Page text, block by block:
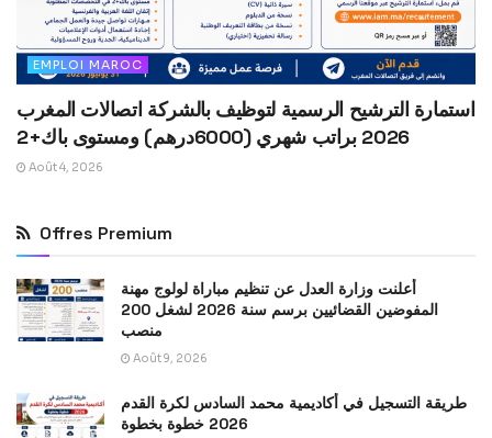
EMPLOI MAROC
استمارة الترشيح الرسمية لتوظيف بالشركة اتصالات المغرب
2026 براتب شهري (6000درهم) ومستوى باك+2
Août 4, 2026
Offres Premium
أعلنت وزارة العدل عن تنظيم مباراة لولوج مهنة
المفوضين القضائيين برسم سنة 2026 لشغل 200
منصب
Août 9, 2026
طريقة التسجيل في أكاديمية محمد السادس لكرة القدم
2026 خطوة بخطوة